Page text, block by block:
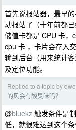
首先说报站器，最早
动报站了（十年前都
储值卡都是 CPU 卡，
cpu 卡 ，卡片会存入
输到后台（用来统计
及定位功能。
Replied to a topic by
的风会有酸臭味吗？
@bluekz 触发条件是
低，就很难达到这个